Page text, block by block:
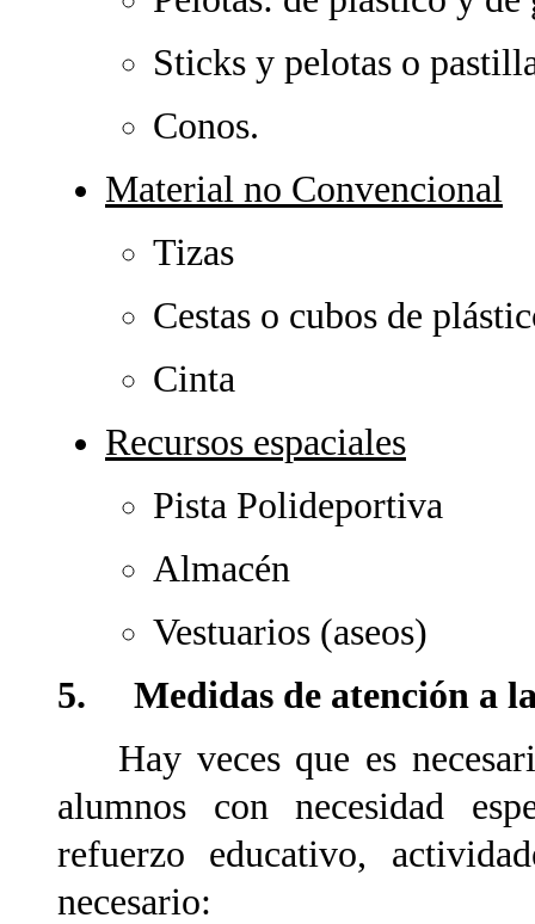
Sticks y pelotas o
Conos.
Material no Convencional
Tizas
Cestas o cubos de
Cinta
Recursos espaciales
Pista Polideportiva
Almacén
Vestuarios (aseos)
5. Medidas de atención a
Hay veces que es
alumnos con necesidad
refuerzo educativo,
necesario: